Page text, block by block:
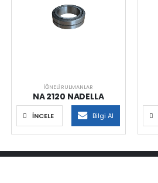
İĞNELI RULMANLAR
NA 2120 NADELLA
İNCELE Bilgi Al